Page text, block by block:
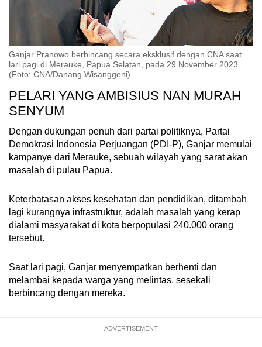
Ganjar Pranowo berbincang secara eksklusif dengan CNA saat
lari pagi di Merauke, Papua Selatan, pada 29 November 2023.
(Foto: CNA/Danang Wisanggeni)
PELARI YANG AMBISIUS NAN MURAH
SENYUM
Dengan dukungan penuh dari partai politiknya, Partai
Demokrasi Indonesia Perjuangan (PDI-P), Ganjar memulai
kampanye dari Merauke, sebuah wilayah yang sarat akan
masalah di pulau Papua.
Keterbatasan akses kesehatan dan pendidikan, ditambah
lagi kurangnya infrastruktur, adalah masalah yang kerap
dialami masyarakat di kota berpopulasi 240.000 orang
tersebut.
Saat lari pagi, Ganjar menyempatkan berhenti dan
melambai kepada warga yang melintas, sesekali
berbincang dengan mereka.
ADVERTISEMENT